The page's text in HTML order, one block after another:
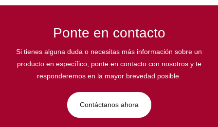
Ponte en contacto
Si tienes alguna duda o necesitas más información sobre un
producto en específico, ponte en contacto con nosotros y te
responderemos en la mayor brevedad posible.
Contáctanos ahora